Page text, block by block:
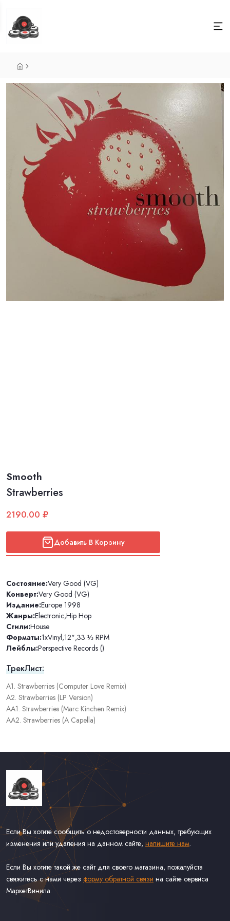
Smooth
Strawberries
2190.00 ₽
Добавить В Корзину
Состояние:Very Good (VG)
Конверт:Very Good (VG)
Издание:Europe 1998
Жанры:Electronic,Hip Hop
Стили:House
Форматы:1xVinyl,12",33 ⅓ RPM
Лейблы:Perspective Records ()
ТрекЛист:
A1. Strawberries (Computer Love Remix)
A2. Strawberries (LP Version)
AA1. Strawberries (Marc Kinchen Remix)
AA2. Strawberries (A Capella)
Если Вы хотите сообщить о недостоверности данных, требующих
изменения или удаления на данном сайте, напишите нам.
Если Вы хотите такой же сайт для своего магазина, пожалуйста
свяжитесь с нами через форму обратной связи на сайте сервиса
МаркетВинила.
Каталог Винила, CD и Кассет